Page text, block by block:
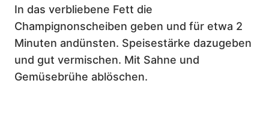
In das verbliebene Fett die
Champignonscheiben geben und für etwa 2
Minuten andünsten. Speisestärke dazugeben
und gut vermischen. Mit Sahne und
Gemüsebrühe ablöschen.